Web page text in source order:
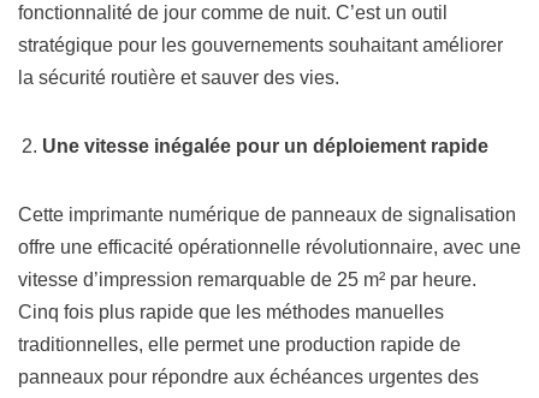
fonctionnalité de jour comme de nuit. C’est un outil
stratégique pour les gouvernements souhaitant améliorer
la sécurité routière et sauver des vies.
Une vitesse inégalée pour un déploiement rapide
Cette imprimante numérique de panneaux de signalisation
offre une efficacité opérationnelle révolutionnaire, avec une
vitesse d’impression remarquable de 25 m² par heure.
Cinq fois plus rapide que les méthodes manuelles
traditionnelles, elle permet une production rapide de
panneaux pour répondre aux échéances urgentes des